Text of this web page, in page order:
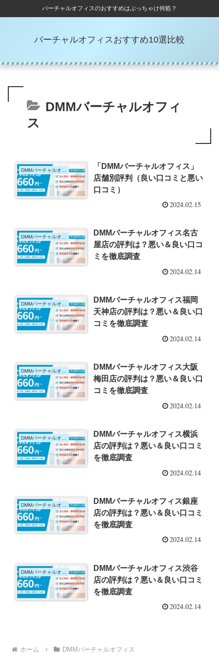
バーチャルオフィスのおすすめはぶっちゃけ何処？
バーチャルオフィスおすすめ10選比較
DMMバーチャルオフィ
ス
「DMMバーチャルオフィス」
店舗別評判（良い口コミと悪い
口コミ）
2024.02.15
DMMバーチャルオフィス
DMMバーチャルオフィス名古
屋店の評判は？悪い＆良い口コ
ミを徹底調査
2024.02.14
DMMバーチャルオフィス
DMMバーチャルオフィス福岡
天神店の評判は？悪い＆良い口
コミを徹底調査
2024.02.14
DMMバーチャルオフィス大阪
梅田店の評判は？悪い＆良い口
コミを徹底調査
2024.02.14
DMMバーチャルオフィス横浜
店の評判は？悪い＆良い口コミ
を徹底調査
2024.02.14
DMMバーチャルオフィス銀座
店の評判は？悪い＆良い口コミ
を徹底調査
2024.02.14
DMMバーチャルオフィス渋谷
店の評判は？悪い＆良い口コミ
を徹底調査
2024.02.14
ホーム DMMバーチャルオフィス